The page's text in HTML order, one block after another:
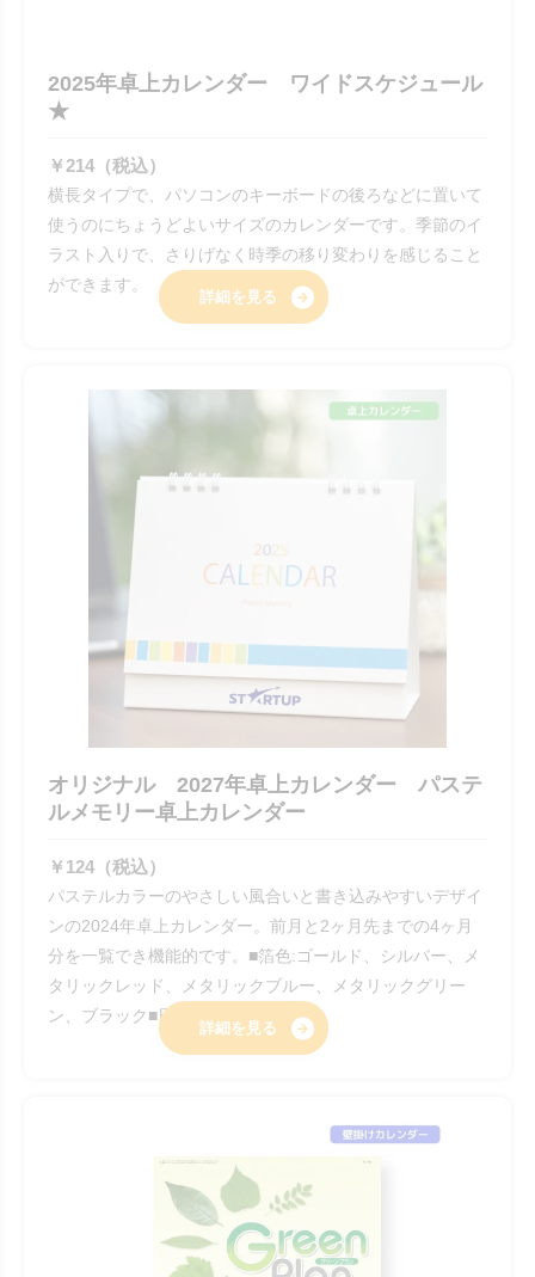
2025年卓上カレンダー ワイドスケジュール
★
￥214（税込）
横長タイプで、パソコンのキーボードの後ろなどに置いて
使うのにちょうどよいサイズのカレンダーです。季節のイ
ラスト入りで、さりげなく時季の移り変わりを感じること
ができます。
詳細を見る
オリジナル 2027年卓上カレンダー パステ
ルメモリー卓上カレンダー
￥124（税込）
パステルカラーのやさしい風合いと書き込みやすいデザイ
ンの2024年卓上カレンダー。前月と2ヶ月先までの4ヶ月
分を一覧でき機能的です。■箔色:ゴールド、シルバー、メ
タリックレッド、メタリックブルー、メタリックグリー
ン、ブラック■日本製
詳細を見る